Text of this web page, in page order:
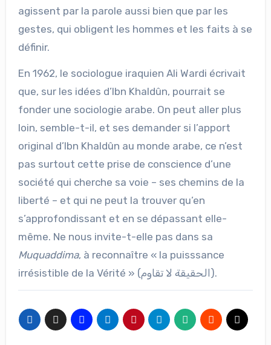
agissent par la parole aussi bien que par les
gestes, qui obligent les hommes et les faits à se
définir.
En 1962, le sociologue iraquien Ali Wardi écrivait
que, sur les idées d’Ibn Khaldûn, pourrait se
fonder une sociologie arabe. On peut aller plus
loin, semble-t-il, et ses demander si l’apport
original d’Ibn Khaldûn au monde arabe, ce n’est
pas surtout cette prise de conscience d’une
société qui cherche sa voie – ses chemins de la
liberté – et qui ne peut la trouver qu’en
s’approfondissant et en se dépassant elle-
même. Ne nous invite-t-elle pas dans sa
Muquaddima, à reconnaître « la puisssance
irrésistible de la Vérité » (الحقيقة لا تقاوم).